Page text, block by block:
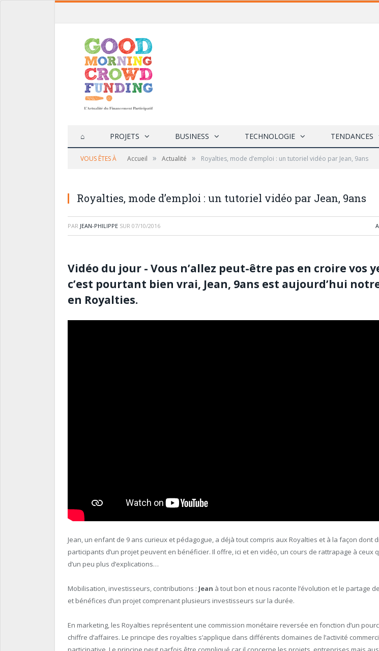
⌂ PROJETS BUSINESS TECHNOLOGIE TENDANCES
VOUS ÊTES À Accueil » Actualité » Royalties, mode d’emploi : un tutoriel vidéo par Jean, 9ans
Royalties, mode d’emploi : un tutoriel vidéo par Jean, 9ans
PAR JEAN-PHILIPPE SUR 07/10/2016
Vidéo du jour - Vous n’allez peut-être pas en croire vos
c’est pourtant bien vrai, Jean, 9ans est aujourd’hui
en Royalties.
Jean, un enfant de 9 ans curieux et pédagogue, a déjà tout compris aux Royalties et à la façon dont
participants d’un projet peuvent en bénéficier. Il offre, ici et en vidéo, un cours de rattrapage à ceux
d’un peu plus d’explications…
Mobilisation, investisseurs, contributions : Jean à tout bon et nous raconte l’évolution et le partage
et bénéfices d’un projet comprenant plusieurs investisseurs sur la durée.
En marketing, les Royalties représentent une commission monétaire reversée en fonction d’un
chiffre d’affaires. Le principe des royalties s’applique dans différents domaines de l’activité